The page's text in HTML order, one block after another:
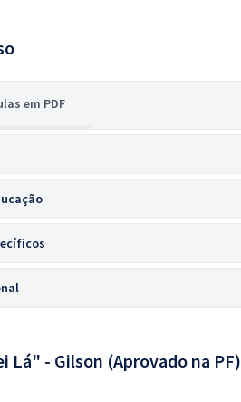
em PDF
Lá" - Gilson (Aprovado na PF)